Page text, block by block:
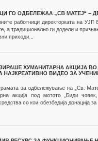
ГО ОДБЕЛЕЖАА „СВ МАТЕЈ“ –
работници директорката на
а традиционално ги додели и
приходи...
ХУМАНИТАРНА АКЦИЈА
ВИДЕО ЗА
за одбележување на „Св.
акција под мотото „Биди
со кои обезбедија донација